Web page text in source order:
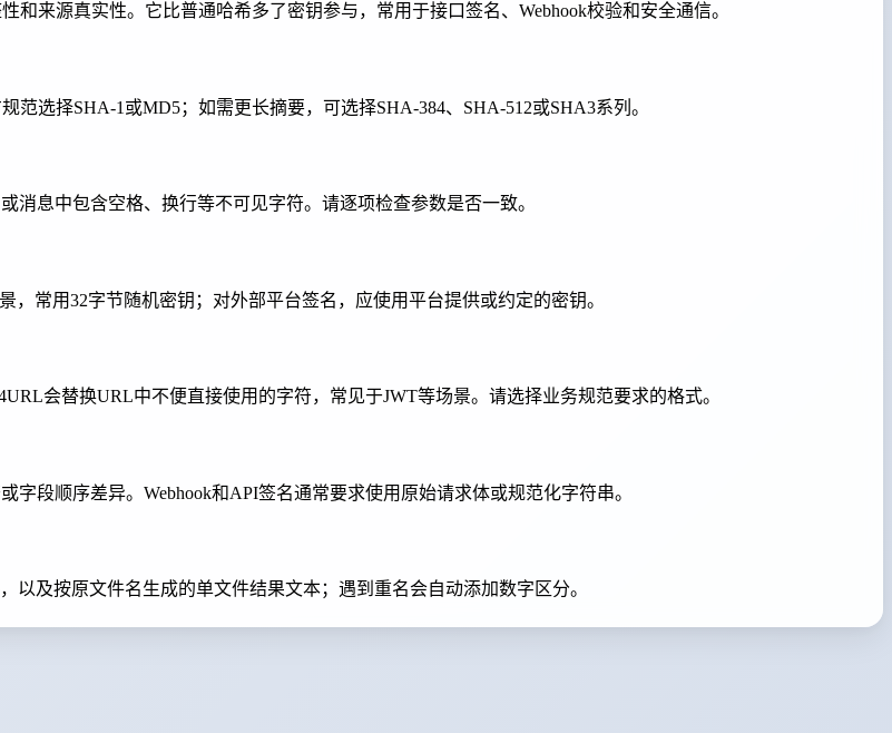
来源真实性。它比普通哈希多了密钥参与，常用于接口签名、Webhook校验和安全通信。
范选择SHA-1或MD5；如需更长摘要，可选择SHA-384、SHA-512或SHA3系列。
息中包含空格、换行等不可见字符。请逐项检查参数是否一致。
常用32字节随机密钥；对外部平台签名，应使用平台提供或约定的密钥。
会替换URL中不便直接使用的字符，常见于JWT等场景。请选择业务规范要求的格式。
段顺序差异。Webhook和API签名通常要求使用原始请求体或规范化字符串。
及按原文件名生成的单文件结果文本；遇到重名会自动添加数字区分。